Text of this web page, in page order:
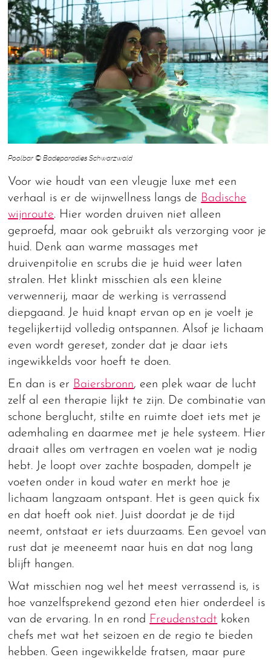
Poolbar © Badeparadies Schwarzwald
Voor wie houdt van een vleugje luxe met een
verhaal is er de wijnwellness langs de Badische
wijnroute. Hier worden druiven niet alleen
geproefd, maar ook gebruikt als verzorging voor je
huid. Denk aan warme massages met
druivenpitolie en scrubs die je huid weer laten
stralen. Het klinkt misschien als een kleine
verwennerij, maar de werking is verrassend
diepgaand. Je huid knapt ervan op en je voelt je
tegelijkertijd volledig ontspannen. Alsof je lichaam
even wordt gereset, zonder dat je daar iets
ingewikkelds voor hoeft te doen.
En dan is er Baiersbronn, een plek waar de lucht
zelf al een therapie lijkt te zijn. De combinatie van
schone berglucht, stilte en ruimte doet iets met je
ademhaling en daarmee met je hele systeem. Hier
draait alles om vertragen en voelen wat je nodig
hebt. Je loopt over zachte bospaden, dompelt je
voeten onder in koud water en merkt hoe je
lichaam langzaam ontspant. Het is geen quick fix
en dat hoeft ook niet. Juist doordat je de tijd
neemt, ontstaat er iets duurzaams. Een gevoel van
rust dat je meeneemt naar huis en dat nog lang
blijft hangen.
Wat misschien nog wel het meest verrassend is, is
hoe vanzelfsprekend gezond eten hier onderdeel is
van de ervaring. In en rond Freudenstadt koken
chefs met wat het seizoen en de regio te bieden
hebben. Geen ingewikkelde fratsen, maar pure